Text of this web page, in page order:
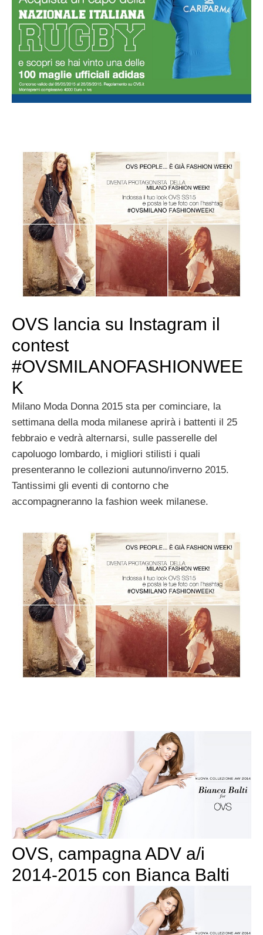
OVS lancia su Instagram il
contest
#OVSMILANOFASHIONWEE
K
Milano Moda Donna 2015 sta per cominciare, la
settimana della moda milanese aprirà i battenti il 25
febbraio e vedrà alternarsi, sulle passerelle del
capoluogo lombardo, i migliori stilisti i quali
presenteranno le collezioni autunno/inverno 2015.
Tantissimi gli eventi di contorno che
accompagneranno la fashion week milanese.
OVS, campagna ADV a/i
2014-2015 con Bianca Balti